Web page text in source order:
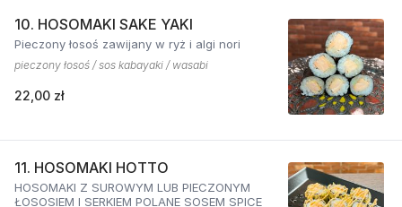
10. HOSOMAKI SAKE YAKI
Pieczony łosoś zawijany w ryż i algi nori
pieczony łosoś / sos kabayaki / wasabi
22,00 zł
11. HOSOMAKI HOTTO
HOSOMAKI Z SUROWYM LUB PIECZONYM
ŁOSOSIEM I SERKIEM POLANE SOSEM SPICE